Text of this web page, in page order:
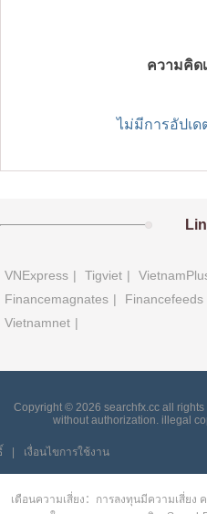
ความคิด
ไม่มีการอัปเ
VNExpress | Tigviet |
Financemagnates | Financefeeds
Vietnamnet |
Copyright © 2026 searchfx.cc all
without authorization. illegal
เงื่อนไขการใช้งาน
เตือนความเสี่ยง：การลงทุนมีความเสี่ยง